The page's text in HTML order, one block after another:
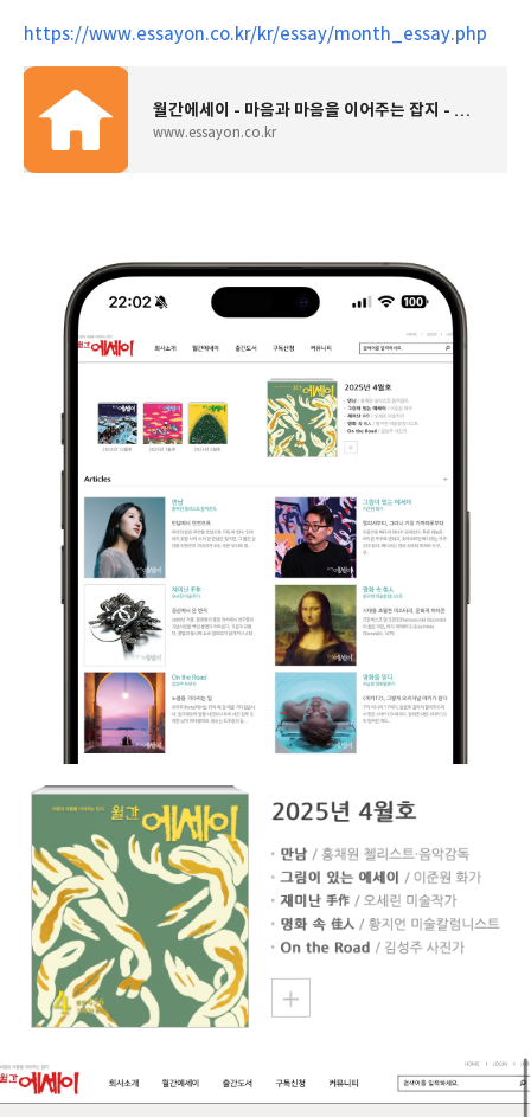
https://www.essayon.co.kr/kr/essay/month_essay.php
월간에세이 - 마음과 마음을 이어주는 잡지 - 월간에세이 - 이달의 에세이
www.essayon.co.kr